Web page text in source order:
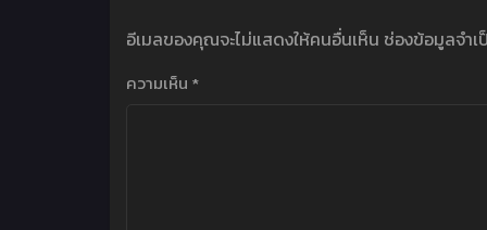
อีเมลของคุณจะไม่แสดงให้คนอื่นเห็น ช่องข้อมูลจำเ
ความเห็น *